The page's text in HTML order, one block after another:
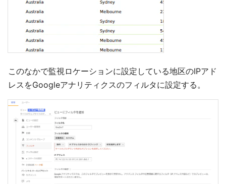
このなかで監視ロケーションに設定している地区のIPアド
レスをGoogleアナリティクスのフィルタに設定する。